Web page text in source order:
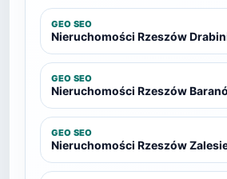
GEO SEO
Nieruchomości Rzeszów
GEO SEO
Nieruchomości Rzeszów
GEO SEO
Nieruchomości Rzeszów